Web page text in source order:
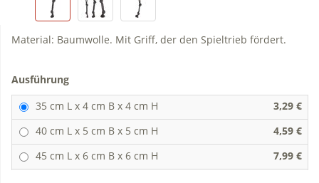
Material: Baumwolle. Mit Griff, der den Spieltrieb fördert.
Ausführung
35 cm L x 4 cm B x 4 cm H
3,29 €
40 cm L x 5 cm B x 5 cm H
4,59 €
45 cm L x 6 cm B x 6 cm H
7,99 €